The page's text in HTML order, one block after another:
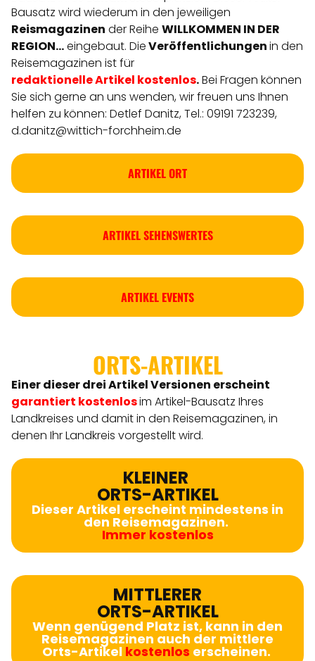
Bausatz wird wiederum in den jeweiligen
Reismagazinen der Reihe WILLKOMMEN IN DER
REGION...eingebaut. DieVeröffentlichungenin den
Reisemagazinen ist für
redaktionelleArtikel kostenlos.Bei Fragen können
Sie sich gerne an uns wenden, wir freuen uns Ihnen
helfen zu können: Detlef Danitz, Tel.: 09191 723239,
d.danitz@wittich-forchheim.de
ARTIKEL ORT
ARTIKEL SEHENSWERTES
ARTIKEL EVENTS
ORTS-ARTIKEL
Einer dieser drei Artikel Versionen erscheint
garantiert kostenlosim Artikel-Bausatz Ihres
Landkreises und damit in den Reisemagazinen, in
denen Ihr Landkreis vorgestellt wird.
KLEINER
ORTS-ARTIKEL
Dieser Artikel erscheint mindestens in
den Reisemagazinen.
Immer kostenlos
MITTLERER
ORTS-ARTIKEL
Wenn genügend Platz ist, kann in den
Reisemagazinen auch der mittlere
Orts-Artikel kostenlos erscheinen.